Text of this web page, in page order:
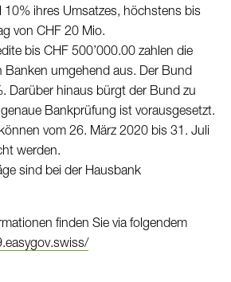
10% ihres Umsatzes, höchstens bis
von CHF 20 Mio.
bis CHF 500’000.00 zahlen die
Banken umgehend aus. Der Bund
Darüber hinaus bürgt der Bund zu
Bankprüfung ist vorausgesetzt.
vom 26. März 2020 bis 31. Juli
werden.
sind bei der Hausbank
finden Sie via folgendem